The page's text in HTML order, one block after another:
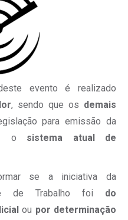
evento é realizado
, sendo que os demais
para emissão da
o sistema atual de
se a iniciativa da
de Trabalho foi do
ou por determinação